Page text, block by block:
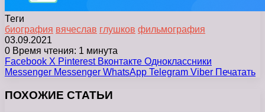
Теги
биография вячеслав глушков фильмография
03.09.2021
0 Время чтения: 1 минута
Facebook X Pinterest Вконтакте Одноклассники
Messenger Messenger WhatsApp Telegram Viber Печатать
ПОХОЖИЕ СТАТЬИ